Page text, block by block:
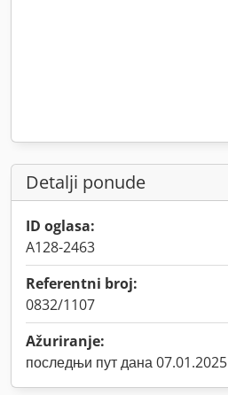
Detalji ponude
ID oglasa:
A128-2463
Referentni broj:
0832/1107
Ažuriranje:
последњи пут дана 07.01.2025